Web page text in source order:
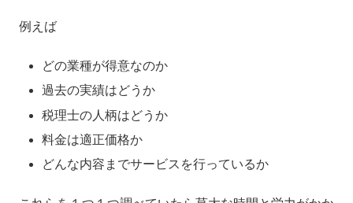
例えば
どの業種が得意なのか
過去の実績はどうか
税理士の人柄はどうか
料金は適正価格か
どんな内容までサービスを行っているか